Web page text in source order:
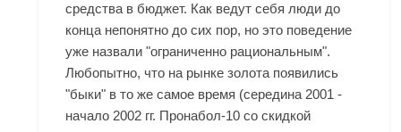
средства в бюджет. Как ведут себя люди до
конца непонятно до сих пор, но это поведение
уже назвали "ограниченно рациональным".
Любопытно, что на рынке золота появились
"быки" в то же самое время (середина 2001 -
начало 2002 гг. Пронабол-10 со скидкой